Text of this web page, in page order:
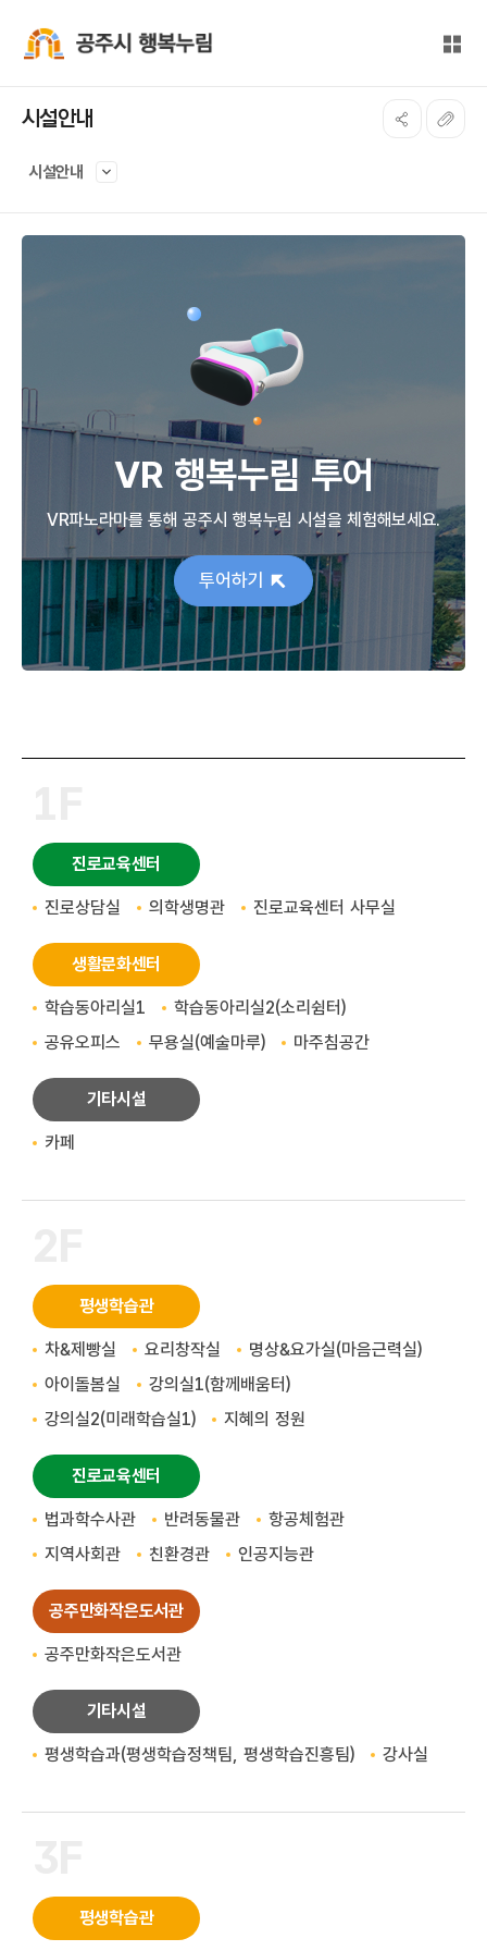
전체
시설안내
시설안내
VR 행복누림 투어
VR파노라마를 통해 공주시 행복누림 시설을 체험해보세요.
투어하기
진로교육센터
진로상담실 의학생명관 진로교육센터 사무실
생활문화센터
학습동아리실1
학습동아리실2(소리쉼터)
공유오피스
무용실(예술마루) 마주침공간
기타시설
카페
평생학습관
차&제빵실 요리창작실
명상&요가실(마음근력실)
아이돌봄실
강의실1(함께배움터)
강의실2(미래학습실1)
지혜의 정원
진로교육센터
법과학수사관 반려동물관
항공체험관
지역사회관
친환경관 인공지능관
공주만화작은도서관
공주만화작은도서관
기타시설
평생학습과(평생학습정책팀, 평생학습진흥팀) 강사실
평생학습관